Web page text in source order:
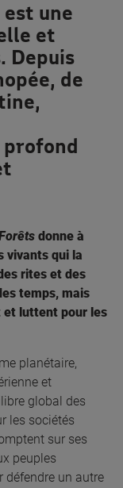
une
et
Depuis
de
profond
donne à
vivants qui la
rites et des
temps, mais
et luttent pour les
planétaire,
et
global des
les sociétés
sur ses
peuples
défendre un autre